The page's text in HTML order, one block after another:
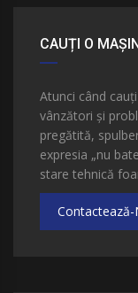
CAUȚI O
Atunci când
vânzători și
pregătită,
expresia „nu
stare tehnică
Contactează-